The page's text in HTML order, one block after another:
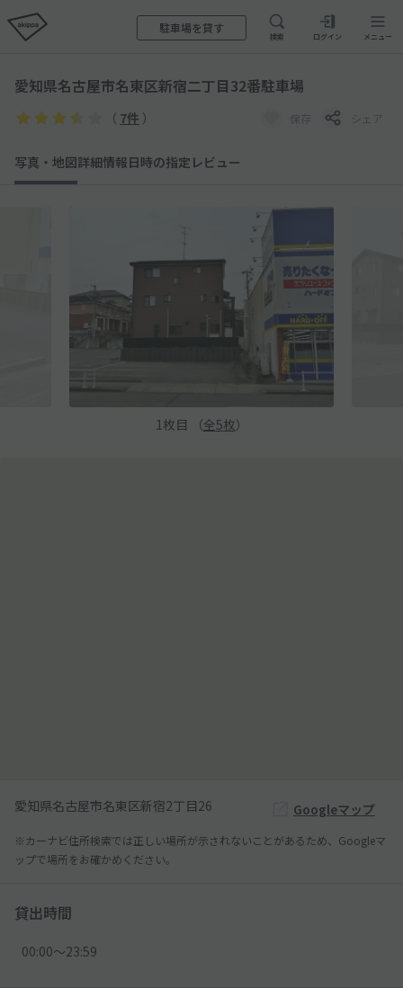
駐車場を貸す
検索 ログイン メニュー
愛知県名古屋市名東区新宿二丁目32番駐車場
（ 7件 ） 保存 シェア
写真・地図詳細情報日時の指定 レビュー
1 枚目 （全5枚）
愛知県名古屋市名東区新宿2丁目26 Googleマップ
※カーナビ住所検索では正しい場所が示されないことがあるため、Googleマ
ップで場所をお確かめください。
貸出時間
00:00〜23:59